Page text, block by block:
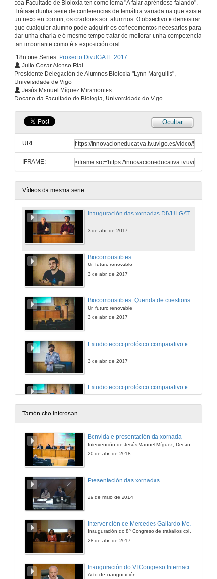
coa Facultade de Bioloxía ten como lema "A falar apréndese falando".
Trátase dunha serie de conferencias de temática variada na que existe
un nexo en común, os oradores son alumnos. O obxectivo é demostrar
que cualquier alumno pode adquirir os coñecementos necesarios para
dar unha charla e ó mesmo tempo tratar de mellorar unha competencia
tan importante como é a exposición oral.
i18n.one.Series: Proxecto DivulGATE 2017
Julio Cesar Alonso Rial
Presidente Delegación de Alumnos Bioloxía "Lynn Margullis",
Universidade de Vigo
Jesús Manuel Míguez Miramontes
Decano da Facultade de Biología, Universidade de Vigo
Ocultar
URL:
IFRAME:
Vídeos da mesma serie
Inauguración das xornadas DIVULGATE 2017
3 de abr. de 2017
Biocombustibles
Un futuro renovable
3 de abr. de 2017
Biocombustibles. Quenda de cuestións
Un futuro renovable
3 de abr. de 2017
3 de abr. de 2017
Estudio ecocoprolóxico comparativo entre parásitos intestinales de équidos. Quenda de cuestións
3 de abr. de 2017
3 de abr. de 2017
4 de abr. de 2017
4 de abr. de 2017
Tamén che interesan
Benvida e presentación da xornada
20 de abr. de 2018
Presentación das xornadas
29 de maio de 2014
Intervención de Mercedes Gallardo Medina
28 de abr. de 2017
Acto de inauguración